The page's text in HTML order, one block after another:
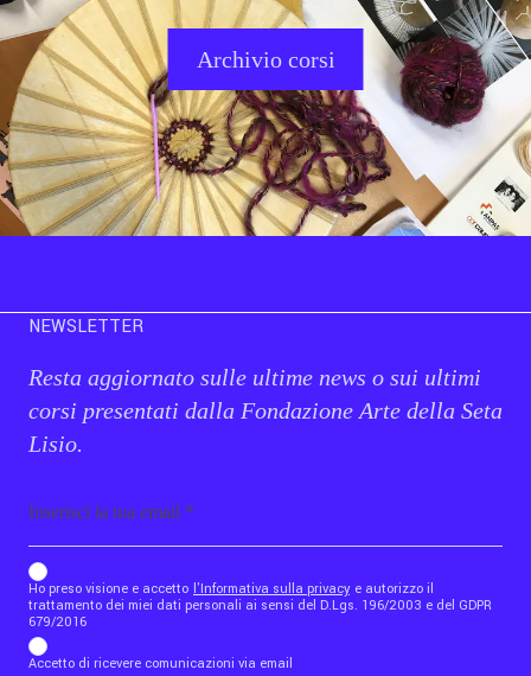
Archivio corsi
NEWSLETTER
Resta aggiornato sulle ultime news o sui ultimi
corsi presentati dalla Fondazione Arte della Seta
Lisio.
b_b43a7bd9734c7124b3be52921_1911023b36
Ho preso visione e accetto l'Informativa sulla privacy e autorizzo il
trattamento dei miei dati personali ai sensi del D.Lgs. 196/2003 e del GDPR
679/2016
Accetto di ricevere comunicazioni via email